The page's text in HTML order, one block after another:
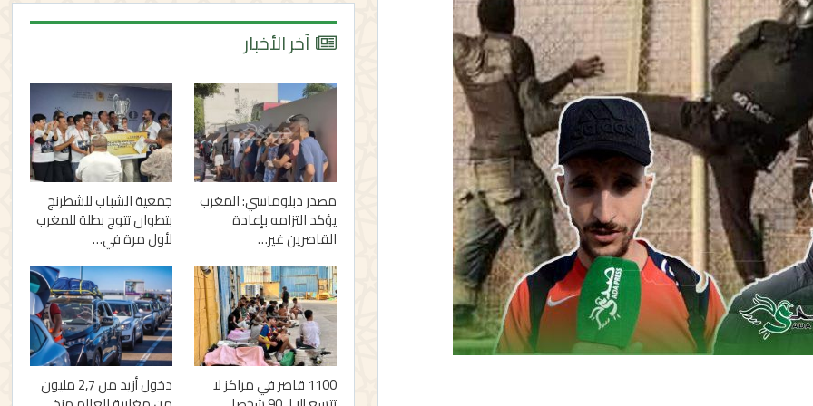
آخر الأخبار
مصدر دبلوماسي: المغرب
يؤكد التزامه بإعادة
القاصرين غير…
جمعية الشباب للشطرنج
بتطوان تتوج بطلة للمغرب
لأول مرة في…
1100 قاصر في مراكز لا دخول أزيد من 2,7 مليون